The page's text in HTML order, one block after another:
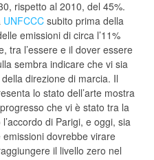
rispetto al 2010, del 45%.
UNFCCC subito prima della
emissioni di circa l’11%
tra l’essere e il dover essere
sembra indicare che vi sia
direzione di marcia. Il
lo stato dell’arte mostra
che vi è stato tra la
di Parigi, e oggi, sia
dovrebbe virare
il livello zero nel